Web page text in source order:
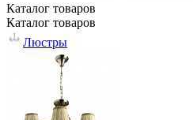
Каталог товаров
Каталог товаров
Люстры